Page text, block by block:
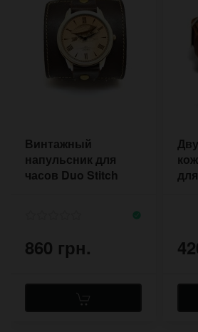
Винтажный
напульсник для
часов Duo Stitch
860 грн.